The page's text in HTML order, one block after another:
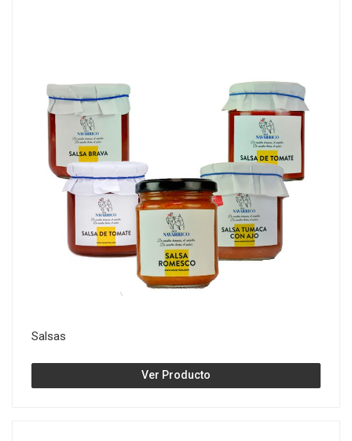
Salsas
Ver Producto